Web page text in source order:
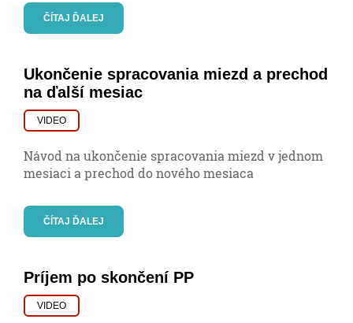
ČÍTAJ ĎALEJ
Ukončenie spracovania miezd a prechod
na ďalší mesiac
VIDEO
Návod na ukončenie spracovania miezd v jednom
mesiaci a prechod do nového mesiaca
ČÍTAJ ĎALEJ
Príjem po skončení PP
VIDEO